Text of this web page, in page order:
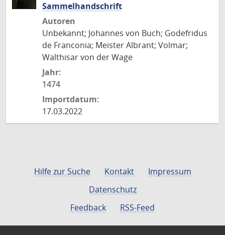
Sammelhandschrift
Autoren
Unbekannt; Johannes von Buch; Godefridus
de Franconia; Meister Albrant; Volmar;
Walthisar von der Wage
Jahr:
1474
Importdatum:
17.03.2022
Hilfe zur Suche Kontakt
Impressum
Datenschutz
Feedback
RSS-Feed